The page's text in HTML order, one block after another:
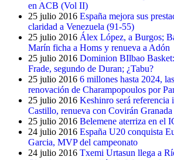
en ACB (Vol II)
25 julio 2016 España mejora sus
claridad a Venezuela (91-55)
25 julio 2016 Álex López, a Burgos;
Marín ficha a Homs y renueva a Adón
25 julio 2016 Dominion BIlbao
Frade, segundo de Duran; ¿Tabu?
25 julio 2016 6 millones hasta 2024,
renovación de Charampopoulos por
25 julio 2016 Keshinro será referencia
Castillo, renueva con Covirán Granada
25 julio 2016 Belemene aterriza en el
24 julio 2016 España U20 conquista
Garcia, MVP del campeonato
24 julio 2016 Txemi Urtasun llega a